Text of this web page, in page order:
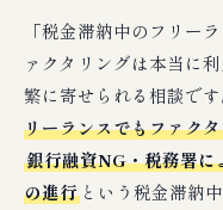
「税金滞納中のフリー
ァクタリングは本当に
繁に寄せられる相談で
リーランスでもファク
銀行融資NG・税務署
の進行 という税金滞納